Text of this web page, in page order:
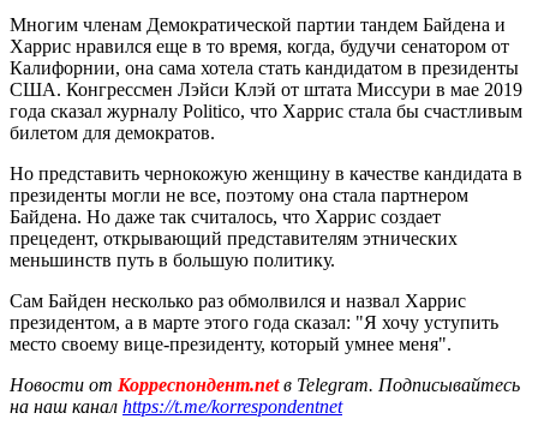
Многим членам Демократической партии тандем Байдена и
Харрис нравился еще в то время, когда, будучи сенатором от
Калифорнии, она сама хотела стать кандидатом в президенты
США. Конгрессмен Лэйси Клэй от штата Миссури в мае 2019
года сказал журналу Politico, что Харрис стала бы счастливым
билетом для демократов.
Но представить чернокожую женщину в качестве кандидата в
президенты могли не все, поэтому она стала партнером
Байдена. Но даже так считалось, что Харрис создает
прецедент, открывающий представителям этнических
меньшинств путь в большую политику.
Сам Байден несколько раз обмолвился и назвал Харрис
президентом, а в марте этого года сказал: "Я хочу уступить
место своему вице-президенту, который умнее меня".
Новости от Корреспондент.netв Telegram. Подписывайтесь
на наш канал https://t.me/korrespondentnet